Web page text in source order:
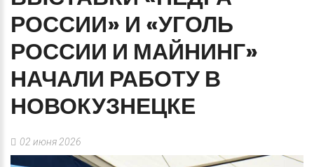
РОССИИ» И «УГОЛЬ
РОССИИ И МАЙНИНГ»
НАЧАЛИ РАБОТУ В
НОВОКУЗНЕЦКЕ
02 июня 2026